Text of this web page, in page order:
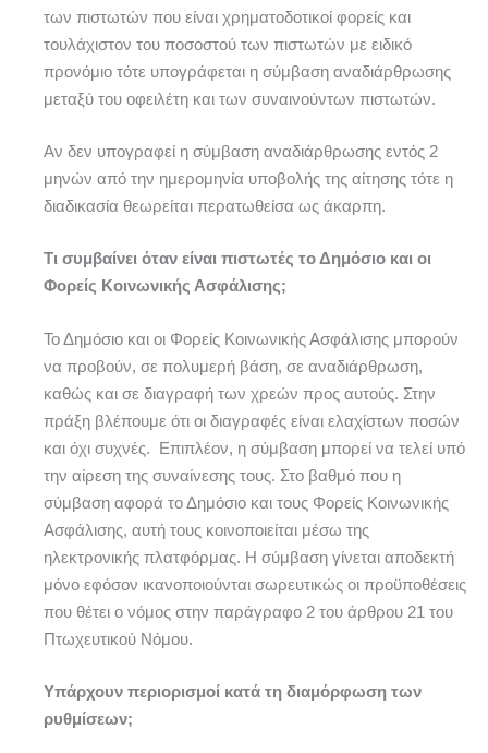
των πιστωτών που είναι χρηματοδοτικοί φορείς και
τουλάχιστον του ποσοστού των πιστωτών με ειδικό
προνόμιο τότε υπογράφεται η σύμβαση αναδιάρθρωσης
μεταξύ του οφειλέτη και των συναινούντων πιστωτών.
Αν δεν υπογραφεί η σύμβαση αναδιάρθρωσης εντός 2
μηνών από την ημερομηνία υποβολής της αίτησης τότε η
διαδικασία θεωρείται περατωθείσα ως άκαρπη.
Τι συμβαίνει όταν είναι πιστωτές το Δημόσιο και οι
Φορείς Κοινωνικής Ασφάλισης;
Το Δημόσιο και οι Φορείς Κοινωνικής Ασφάλισης μπορούν
να προβούν, σε πολυμερή βάση, σε αναδιάρθρωση,
καθώς και σε διαγραφή των χρεών προς αυτούς. Στην
πράξη βλέπουμε ότι οι διαγραφές είναι ελαχίστων ποσών
και όχι συχνές. Επιπλέον, η σύμβαση μπορεί να τελεί υπό
την αίρεση της συναίνεσης τους. Στο βαθμό που η
σύμβαση αφορά το Δημόσιο και τους Φορείς Κοινωνικής
Ασφάλισης, αυτή τους κοινοποιείται μέσω της
ηλεκτρονικής πλατφόρμας. Η σύμβαση γίνεται αποδεκτή
μόνο εφόσον ικανοποιούνται σωρευτικώς οι προϋποθέσεις
που θέτει ο νόμος στην παράγραφο 2 του άρθρου 21 του
Πτωχευτικού Νόμου.
Υπάρχουν περιορισμοί κατά τη διαμόρφωση των
ρυθμίσεων;